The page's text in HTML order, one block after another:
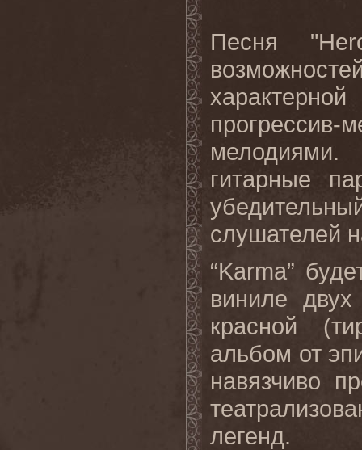
Песня "
гитарные
слушателей
“Karma”
виниле
двух
красной (
альбом от
навязчиво
легенд.